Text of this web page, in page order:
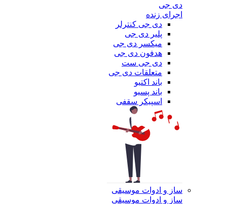
دی جی
اجرای زنده
دی جی کنترلر
پلیر دی جی
میکسر دی جی
هدفون دی جی
دی جی ست
متعلقات دی جی
باند اکتیو
باند پسیو
اسپیکر سقفی
ساز و ادوات موسیقی
ساز و ادوات موسیقی